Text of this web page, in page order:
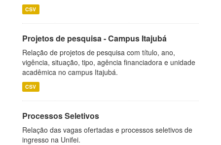
CSV
Projetos de pesquisa - Campus Itajubá
Relação de projetos de pesquisa com título, ano,
vigência, situação, tipo, agência financiadora e unidade
acadêmica no campus Itajubá.
CSV
Processos Seletivos
Relação das vagas ofertadas e processos seletivos de
ingresso na Unifei.